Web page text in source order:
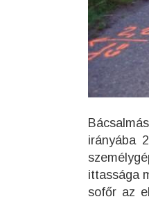
irányába
ittassága
sofőr az